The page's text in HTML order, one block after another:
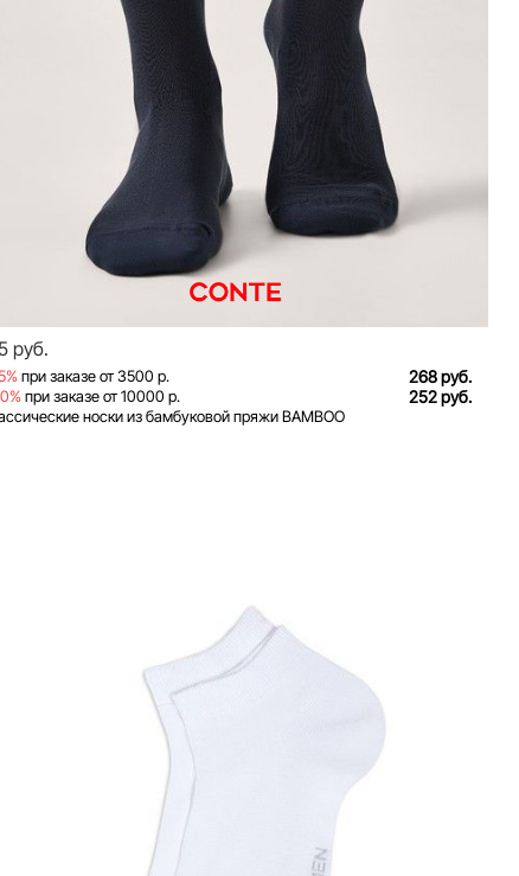
руб.
при заказе от 3500 р. 268 руб.
при заказе от 10000 р. 252 руб.
носки из бамбуковой пряжи BAMBOO